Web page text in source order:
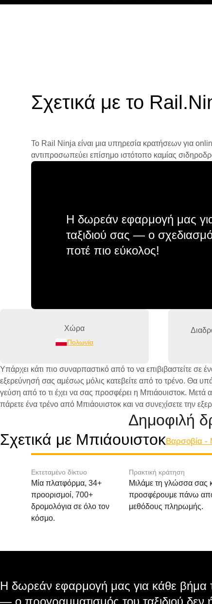
Σχετικά με το
Το Rail Ninja είναι μια υπηρεσία κρατήσεων για
αντιπροσωπεύει επίσημο ιστότοπο καμίας
Η δωρεάν εφαρμογή μας
ταξιδιού σας — ο
ποτέ πιο εύκολος!
Χώρα
Πολωνία
Υπάρχει κάτι πιο συναρπαστικό από το να επιβιβαστείτε σε
εξερεύνησή σας αμέσως μόλις κατεβείτε από το τρένο. Θα
γεύση από το τι έχει να σας προσφέρει η Μπιάουιστοκ. Μετά
πάρετε ένα τρένο από Μπιάουιστοκ και να συνεχίσετε την
Δημοφιλή
Σχετικά με ΜπιάουιστοκΒαρσοβία -
Εκτεταμένο δίκτυο
Μία πλατφόρμα, 34+
προορισμοί, 700+
δρομολόγια σε όλο τον
κόσμο.
Πρακτική κράτηση
Μιλάμε τη γλώσσα σας
προσφέρουμε πάνω
μεθόδους πληρωμής.
Η δωρεάν εφαρμογή μας για κάθε βήμα
— ο προγραμματισμός του ταξιδιού δεν